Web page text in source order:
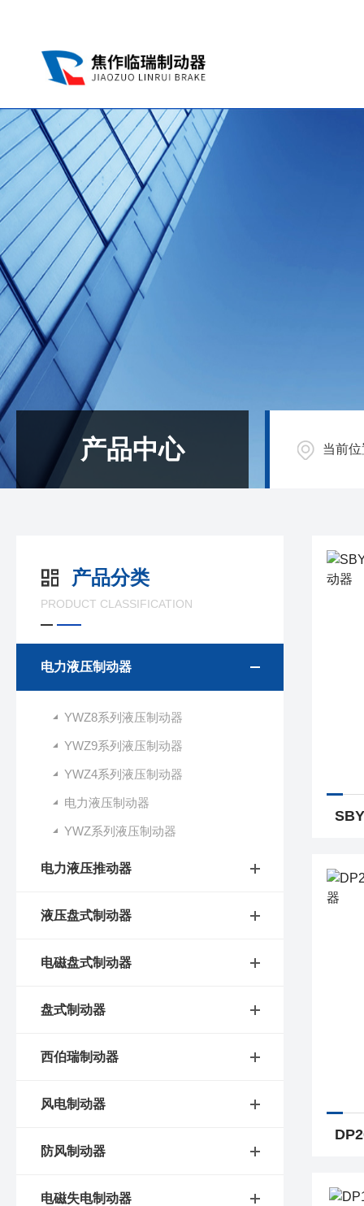
产品中心 当前
产品分类
PRODUCT CLASSIFICATION
电力液压制动器
YWZ8系列液压制动器
YWZ9系列液压制动器
YWZ4系列液压制动器
电力液压制动器
YWZ系列液压制动器
电力液压推动器
液压盘式制动器
电磁盘式制动器
盘式制动器
西伯瑞制动器
风电制动器
防风制动器
电磁失电制动器